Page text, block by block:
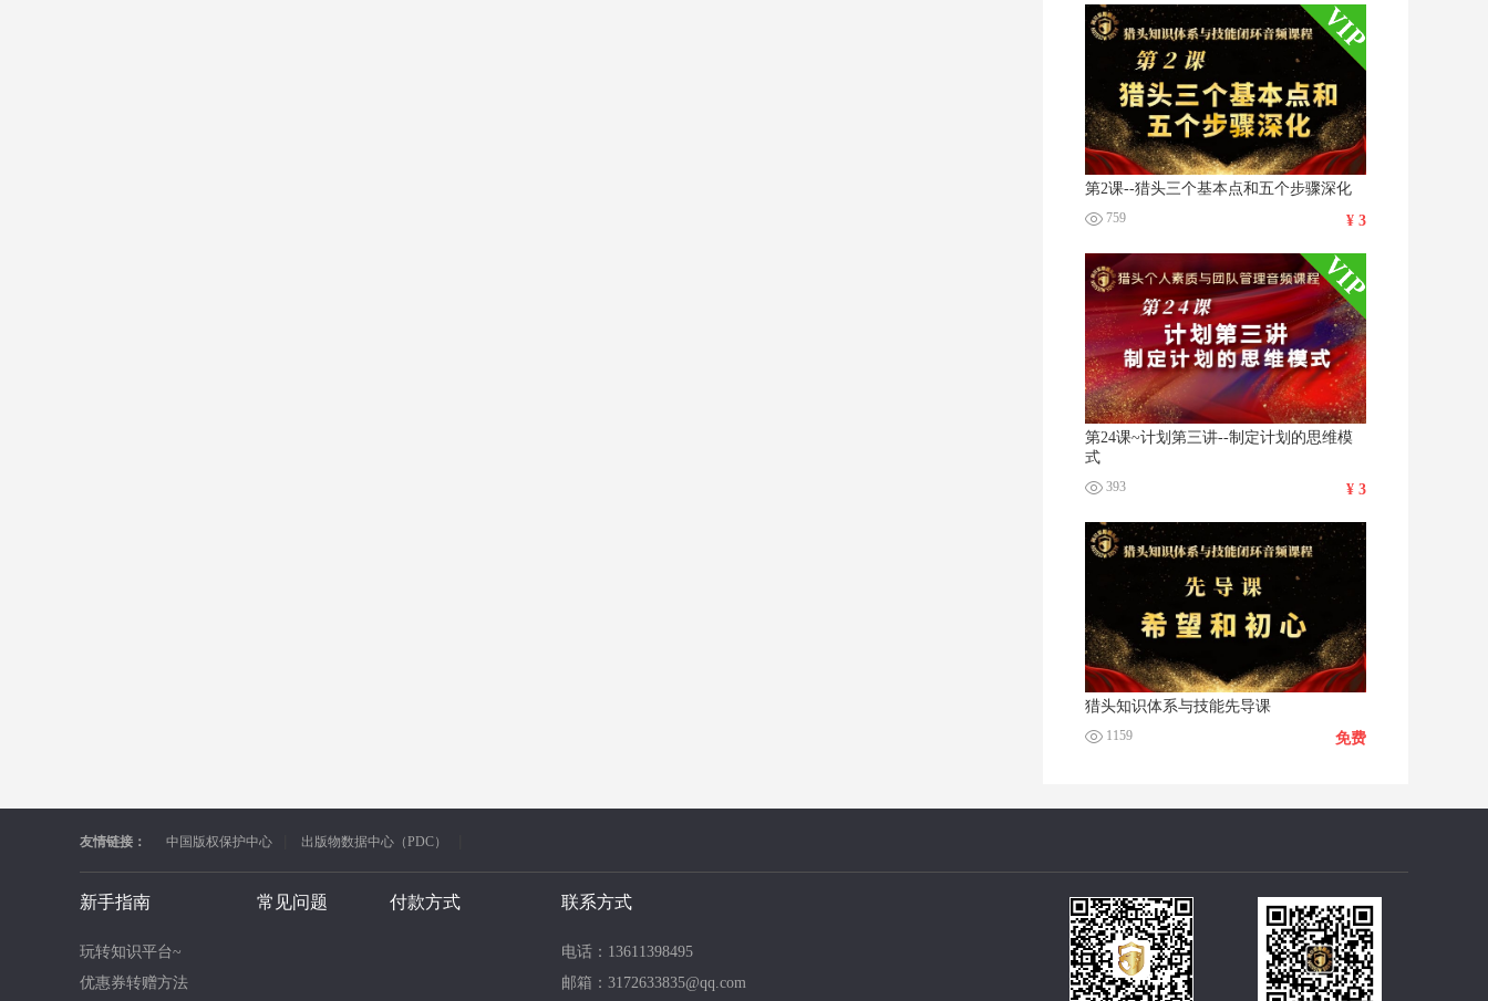
第2课--猎头三个基本点和五个步骤深化
759 ¥ 3
第24课~计划第三讲--制定计划的思维模
式
393 ¥ 3
猎头知识体系与技能先导课
1159 免费
友情链接： 中国版权保护中心 出版物数据中心（PDC）
新手指南
玩转知识平台~
优惠券转赠方法
常见问题 付款方式 联系方式
电话：13611398495
邮箱：3172633835@qq.com